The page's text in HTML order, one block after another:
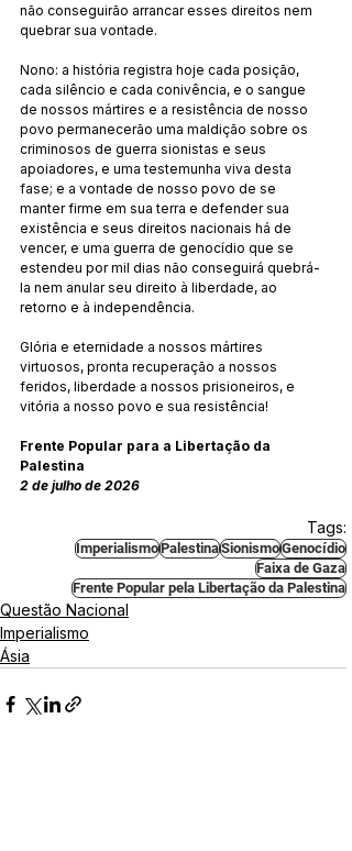
não conseguirão arrancar esses direitos nem
quebrar sua vontade.
Nono: a história registra hoje cada posição,
cada silêncio e cada conivência, e o sangue
de nossos mártires e a resistência de nosso
povo permanecerão uma maldição sobre os
criminosos de guerra sionistas e seus
apoiadores, e uma testemunha viva desta
fase; e a vontade de nosso povo de se
manter firme em sua terra e defender sua
existência e seus direitos nacionais há de
vencer, e uma guerra de genocídio que se
estendeu por mil dias não conseguirá quebrá-
la nem anular seu direito à liberdade, ao
retorno e à independência.
Glória e eternidade a nossos mártires
virtuosos, pronta recuperação a nossos
feridos, liberdade a nossos prisioneiros, e
vitória a nosso povo e sua resistência!
Frente Popular para a Libertação da
Palestina
2 de julho de 2026
Tags:
ImperialismoPalestinaSionismoGenocídio
Faixa de Gaza
Frente Popular pela Libertação da Palestina
Questão Nacional
Imperialismo
Ásia